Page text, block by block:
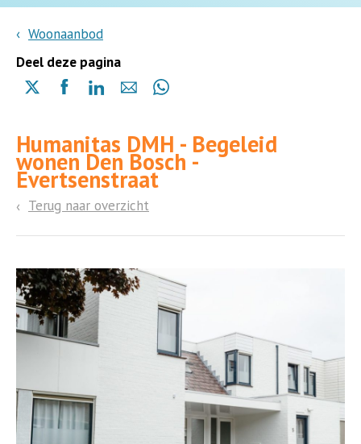
Woonaanbod
Deel deze pagina
Delen
(opent
in
een
nieuwe
pagina)
Delen
(opent
in
een
nieuwe
pagina)
Delen
(opent
in
een
nieuwe
pagina)
Delen
mail
Delen
(opent
in
Humanitas DMH - Begeleid
wonen Den Bosch -
Evertsenstraat
Terug naar overzicht